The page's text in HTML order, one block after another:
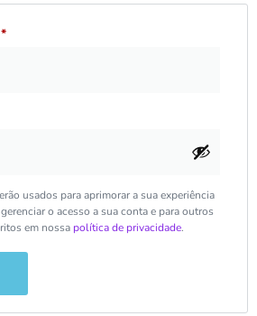
*
usados para aprimorar a sua experiência
o acesso a sua conta e para outros
em nossa política de privacidade.